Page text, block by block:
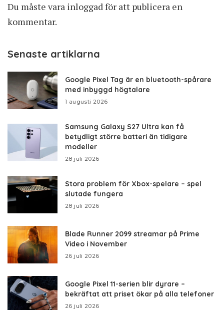
Du måste vara inloggadför att publicera en
kommentar.
Senaste artiklarna
Google Pixel Tag är en bluetooth-spårare
med inbyggd högtalare
1 augusti 2026
Samsung Galaxy S27 Ultra kan få
betydligt större batteri än tidigare
modeller
28 juli 2026
Stora problem för Xbox-spelare – spel
slutade fungera
28 juli 2026
Blade Runner 2099 streamar på Prime
Video i November
26 juli 2026
Google Pixel 11-serien blir dyrare –
bekräftat att priset ökar på alla telefoner
26 juli 2026